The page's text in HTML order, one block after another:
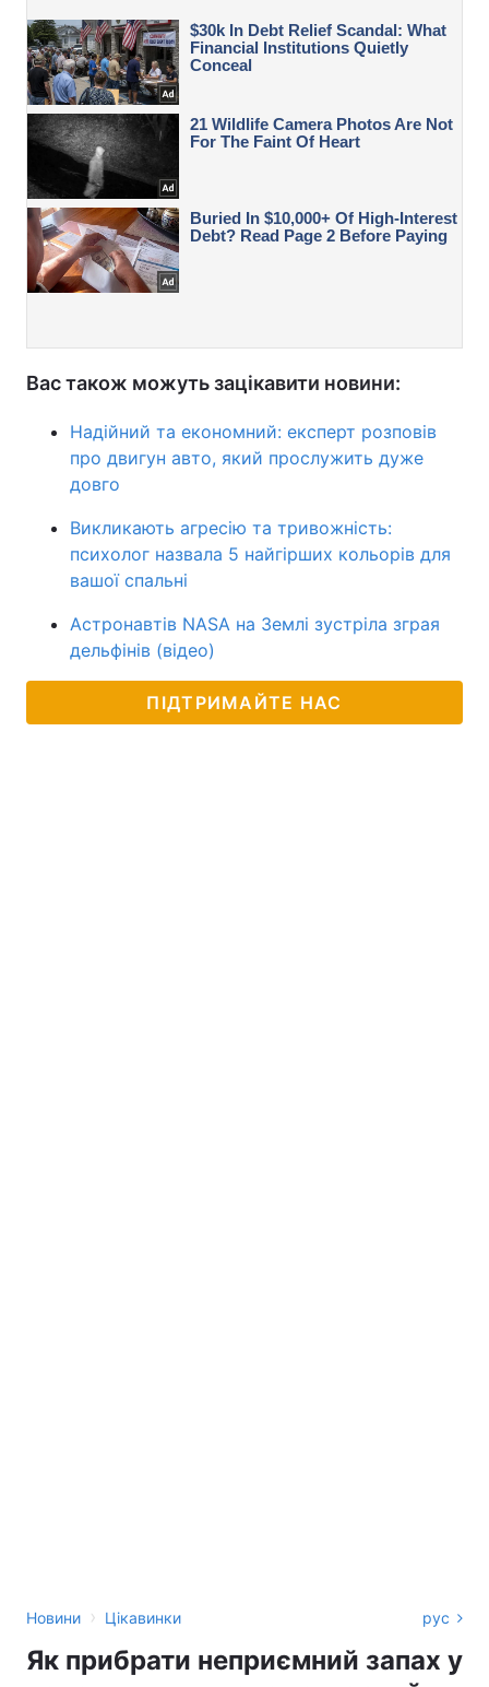
Вас також можуть зацікавити новини:
Надійний та економний: експерт розповів
про двигун авто, який прослужить дуже
довго
Викликають агресію та тривожність:
психолог назвала 5 найгірших кольорів для
вашої спальні
Астронавтів NASA на Землі зустріла зграя
дельфінів (відео)
ПІДТРИМАЙТЕ НАС
Новини › Цікавинки рус
Як прибрати неприємний запах у